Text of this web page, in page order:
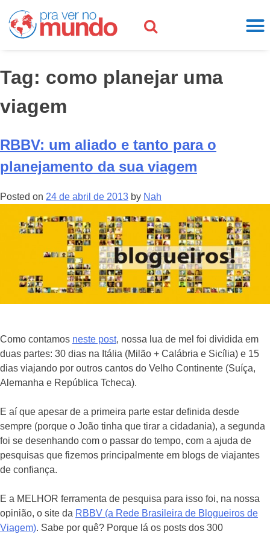
Tag: como planejar uma
viagem
RBBV: um aliado e tanto para o
planejamento da sua viagem
Posted on 24 de abril de 2013 by Nah
Como contamos neste post, nossa lua de mel foi dividida em
duas partes: 30 dias na Itália (Milão + Calábria e Sicília) e 15
dias viajando por outros cantos do Velho Continente (Suíça,
Alemanha e República Tcheca).
E aí que apesar de a primeira parte estar definida desde
sempre (porque o João tinha que tirar a cidadania), a segunda
foi se desenhando com o passar do tempo, com a ajuda de
pesquisas que fizemos principalmente em blogs de viajantes
de confiança.
E a MELHOR ferramenta de pesquisa para isso foi, na nossa
opinião, o site da RBBV (a Rede Brasileira de Blogueiros de
Viagem). Sabe por quê? Porque lá os posts dos 300